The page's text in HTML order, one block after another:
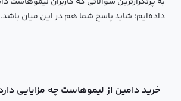
داده‌ایم؛ شاید پاسخ شما هم در این میان باشد.
خرید دامین از لیموهاست چه مزایایی